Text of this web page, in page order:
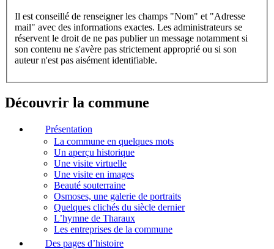
Il est conseillé de renseigner les champs "Nom" et "Adresse
mail" avec des informations exactes. Les administrateurs se
réservent le droit de ne pas publier un message notamment si
son contenu ne s'avère pas strictement approprié ou si son
auteur n'est pas aisément identifiable.
Découvrir la commune
Présentation
La commune en quelques mots
Un aperçu historique
Une visite virtuelle
Une visite en images
Beauté souterraine
Osmoses, une galerie de portraits
Quelques clichés du siècle dernier
L’hymne de Tharaux
Les entreprises de la commune
Des pages d’histoire